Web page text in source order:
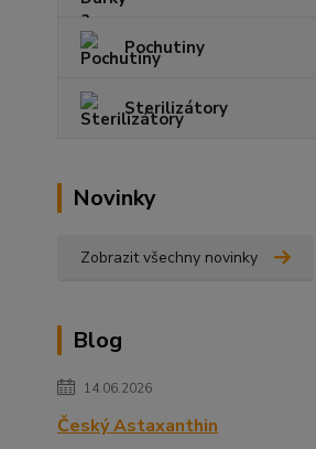
Pochutiny
Sterilizátory
Novinky
Zobrazit všechny novinky
Blog
14.06.2026
Český Astaxanthin